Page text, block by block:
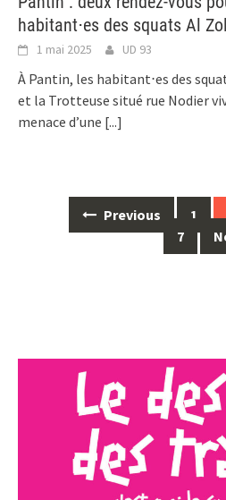
habitant⋅es des squats Al
1 mai 2025 UD 93
À Pantin, les habitant⋅es des
et la Trotteuse situé rue Nodier
menace d’une [...]
navigation
Previous 1
7